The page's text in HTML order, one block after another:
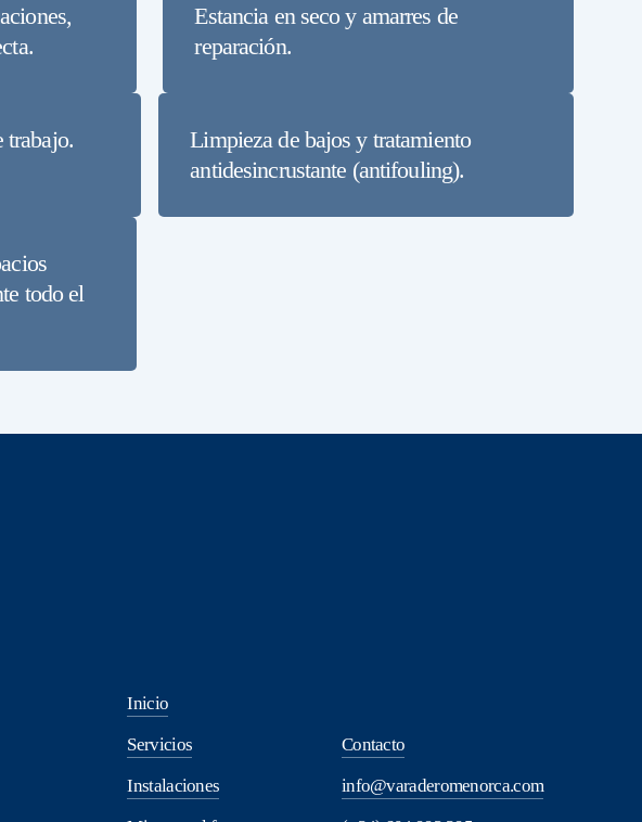
Estancia en seco y amarres de
reparación.
trabajo.
Limpieza de bajos y tratamiento
antidesincrustante (antifouling).
todo el
Inicio
Servicios
Instalaciones
Contacto
info@varaderomenorca.com